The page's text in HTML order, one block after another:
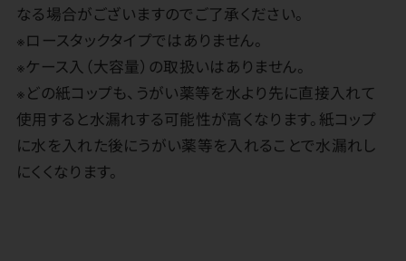
なる場合がございますのでご了承ください。
※ロースタックタイプではありません。
※ケース入（大容量）の取扱いはありません。
※どの紙コップも、うがい薬等を水より先に直接入れて
使用すると水漏れする可能性が高くなります。紙コップ
に水を入れた後にうがい薬等を入れることで水漏れし
にくくなります。